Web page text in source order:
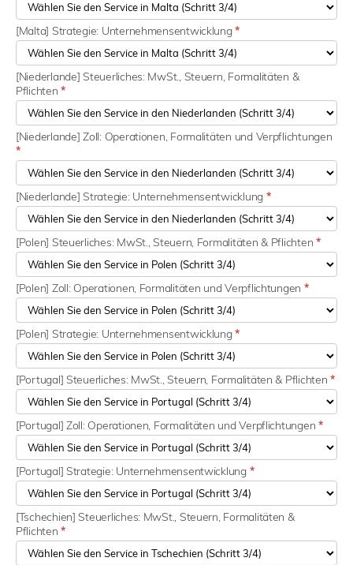
[Malta] Strategie: Unternehmensentwicklung*
[Niederlande] Steuerliches: MwSt., Steuern, Formalitäten &
Pflichten*
[Niederlande] Zoll: Operationen, Formalitäten und Verpflichtungen
*
[Niederlande] Strategie: Unternehmensentwicklung *
[Polen] Steuerliches: MwSt., Steuern, Formalitäten & Pflichten *
[Polen] Zoll: Operationen, Formalitäten und Verpflichtungen *
[Polen] Strategie: Unternehmensentwicklung*
[Portugal] Steuerliches: MwSt., Steuern, Formalitäten & Pflichten*
[Portugal] Zoll: Operationen, Formalitäten und Verpflichtungen *
[Portugal] Strategie: Unternehmensentwicklung *
[Tschechien] Steuerliches: MwSt., Steuern, Formalitäten &
Pflichten*